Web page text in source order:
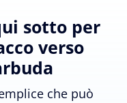
sotto per
verso
che può